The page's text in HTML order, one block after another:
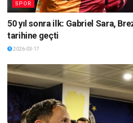
SPOR
50 yıl sonra ilk: Gabriel Sara,
tarihine geçti
2026-03-17